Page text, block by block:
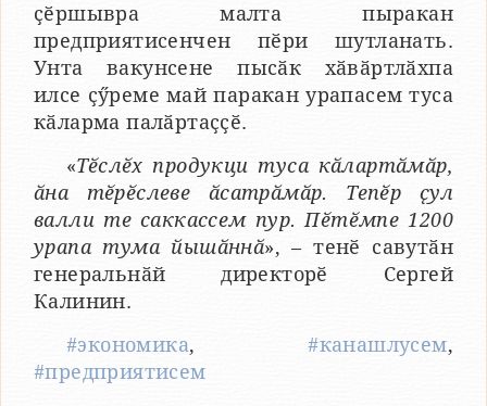
ҫӗршывра малта пыракан
предприятисенчен пӗри шутланать.
Унта вакунсене пысӑк хӑвӑртлӑхпа
илсе ҫӳреме май паракан урапасем туса
кӑларма палӑртаҫҫӗ.
«Тӗслӗх продукци туса кӑлартӑмӑр,
ӑна тӗрӗслеве ӑсатрӑмӑр. Тепӗр ҫул
валли те саккассем пур. Пӗтӗмпе 1200
урапа тума йышӑннӑ», – тенӗ савутӑн
генеральнӑй директорӗ Сергей
Калинин.
#экономика,#канашлусем,
#предприятисем